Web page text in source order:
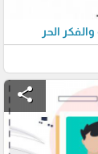
الحر
share